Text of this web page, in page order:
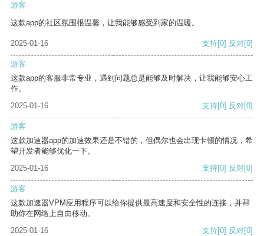
游客
这款app的社区氛围很温馨，让我能够感受到家的温暖。
2025-01-16 支持[0] 反对[0]
游客
这款app的客服非常专业，遇到问题总是能够及时解决，让我能够安心工
作。
2025-01-16
支持[0] 反对[0]
游客
这款加速器app的加速效果还是不错的，但偶尔也会出现卡顿的情况，希
望开发者能够优化一下。
2025-01-16
支持[0] 反对[0]
游客
这款加速器VPM应用程序可以给你提供最高速度和安全性的连接，并帮
助你在网络上自由移动。
2025-01-16
支持[0] 反对[0]